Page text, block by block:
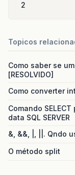
2
Topicos
Como saber se
[RESOLVIDO]
Como converter
Comando
data SQL SERVER
&, &&, |, ||. Qndo
O método split